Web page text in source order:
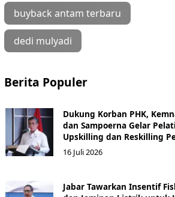
buyback antam terbaru
dedi mulyadi
Berita Populer
Dukung Korban PHK,
dan Sampoerna Gelar
Upskilling dan Reskilling
16 Juli 2026
Jabar Tawarkan Insentif